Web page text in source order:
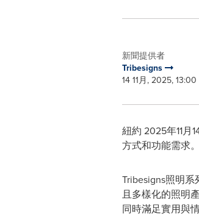
新聞提供者
Tribesigns
14 11月, 2025, 13:00
紐約 2025年11月
方式和功能需求。
Tribesigns照明
且多樣化的照明
同時滿足實用與情